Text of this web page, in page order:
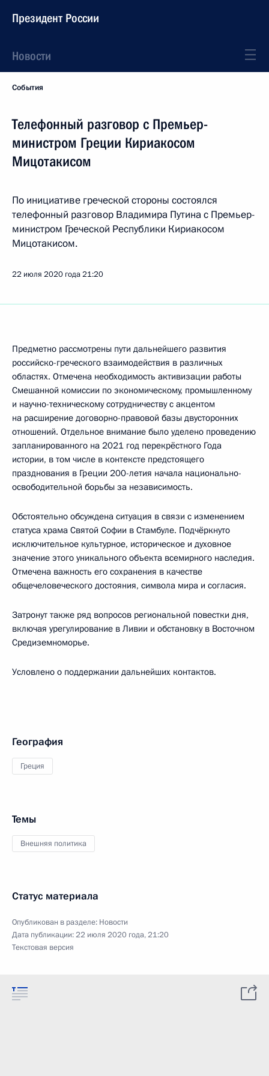
Президент России
Новости
События
Телефонный разговор с Премьер-
министром Греции Кириакосом
Мицотакисом
По инициативе греческой стороны состоялся
телефонный разговор Владимира Путина с Премьер-
министром Греческой Республики Кириакосом
Мицотакисом.
22 июля 2020 года21:20
Предметно рассмотрены пути дальнейшего развития
российско-греческого взаимодействия в различных
областях. Отмечена необходимость активизации работы
Смешанной комиссии по экономическому, промышленному
и научно-техническому сотрудничеству с акцентом
на расширение договорно-правовой базы двусторонних
отношений. Отдельное внимание было уделено проведению
запланированного на 2021 год перекрёстного Года
истории, в том числе в контексте предстоящего
празднования в Греции 200-летия начала национально-
освободительной борьбы за независимость.
Обстоятельно обсуждена ситуация в связи с изменением
статуса храма Святой Софии в Стамбуле. Подчёркнуто
исключительное культурное, историческое и духовное
значение этого уникального объекта всемирного наследия.
Отмечена важность его сохранения в качестве
общечеловеческого достояния, символа мира и согласия.
Затронут также ряд вопросов региональной повестки дня,
включая урегулирование в Ливии и обстановку в Восточном
Средиземноморье.
Условлено о поддержании дальнейших контактов.
География
Греция
Темы
Внешняя политика
Статус материала
Опубликован в разделе: Новости
Дата публикации:22 июля 2020 года, 21:20
Текстовая версия